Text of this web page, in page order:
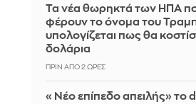
Τα νέα θωρηκτά των ΗΠΑ
φέρουν το όνομα του
υπολογίζεται πως θα
δολάρια
ΠΡΙΝ ΑΠΌ 2 ΏΡΕΣ
«Νέο επίπεδο απειλής» το